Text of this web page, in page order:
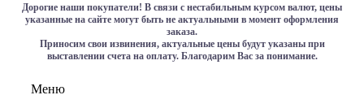
Дорогие наши покупатели! В связи с нестабильным курсом валют, цены
указанные на сайте могут быть не актуальными в момент оформления
заказа.
Приносим свои извинения, актуальные цены будут указаны при
выставлении счета на оплату. Благодарим Вас за понимание.
Меню